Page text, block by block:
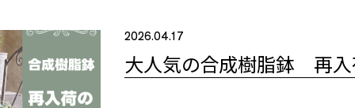
2026.04.17
大人気の合成樹脂鉢 再入